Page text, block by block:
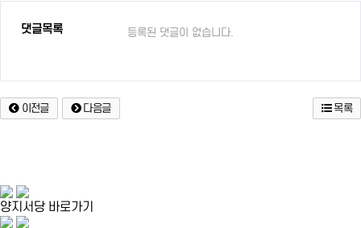
댓글목록 등록된 댓글이 없습니다.
이전글 다음글 목록
양지서당 바로가기